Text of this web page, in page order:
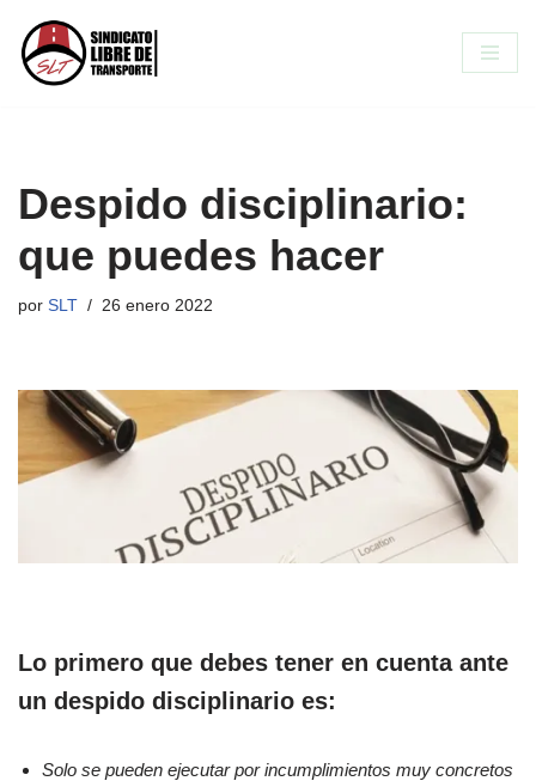
Saltar
Despido disciplinario:
que puedes hacer
por SLT 26 enero 2022
Lo primero que debes tener en cuenta ante
un despido disciplinario es:
Solo se pueden ejecutar por incumplimientos muy concretos